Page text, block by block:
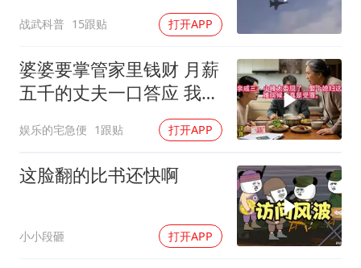
战武科普 15跟贴 打开APP
婆婆要掌管家里钱财 月薪
五千的丈夫一口答应 我拒
娱乐的宅急便 1跟贴 打开APP
这脸翻的比书还快啊
小小段砸 打开APP